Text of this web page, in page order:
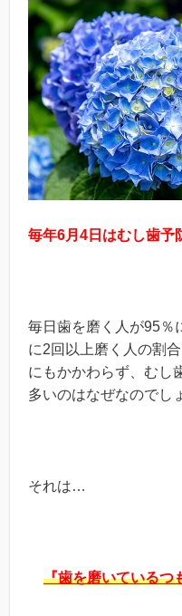
毎年6月4 日はむし歯予
毎日歯を磨く人が95％
に2回以上磨く人の割
にもかかわらず、むし
多いのはなぜなのでし
それは…
『歯を磨いているつ